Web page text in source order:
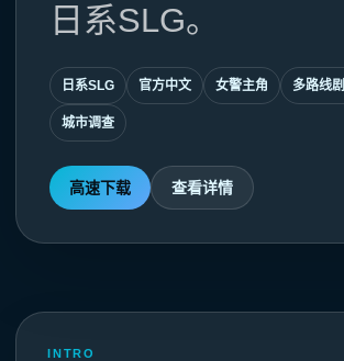
日系SLG。
日系SLG 官方中文 女警主角 多路线
城市调查
高速下载 查看详情
INTRO